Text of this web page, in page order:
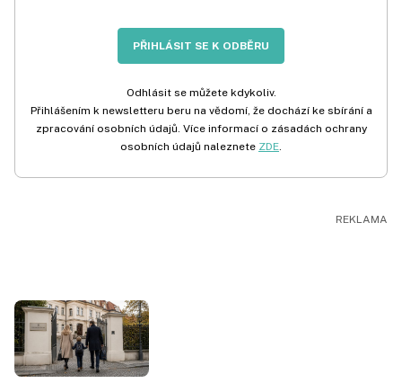
PŘIHLÁSIT SE K ODBĚRU
Odhlásit se můžete kdykoliv.
Přihlášením k newsletteru beru na vědomí, že dochází ke sbírání a
zpracování osobních údajů. Více informací o zásadách ochrany
osobních údajů naleznete ZDE.